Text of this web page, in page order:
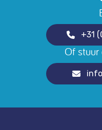
+31
Of